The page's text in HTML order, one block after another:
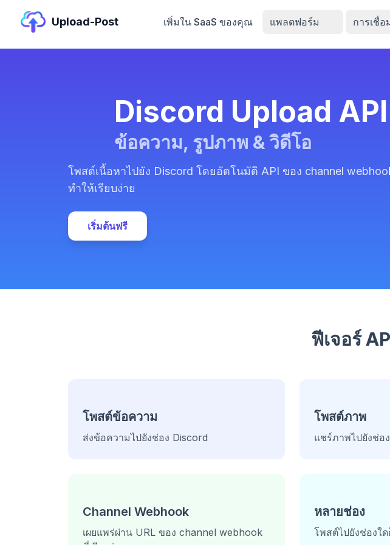
Upload-Post เพิ่มใน SaaS ของคุณ แพลตฟอร์ม การเชื่อ
Discord Upload API
ข้อความ, รูปภาพ & วิดีโอ
โพสต์เนื้อหาไปยัง Discord โดยอัตโนมัติ API ของ channel
ทำให้เรียบง่าย
เริ่มต้นฟรี
ฟีเจอร์
โพสต์ข้อความ
ส่งข้อความไปยังช่อง Discord
โพสต์ภาพ
แชร์ภาพไปยังช่อ
Channel Webhook
เผยแพร่ผ่าน URL ของ channel webhook
หลายช่อง
โพสต์ไปยังช่องใ